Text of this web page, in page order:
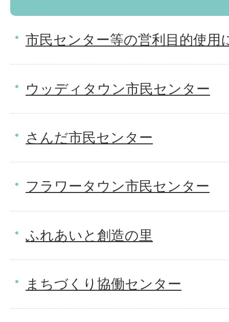
市民センター等の営利目的使用
ウッディタウン市民センター
さんだ市民センター
フラワータウン市民センター
ふれあいと創造の里
まちづくり協働センター